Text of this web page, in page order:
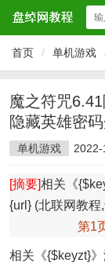
首页 / 单机游戏
魔之符咒
隐藏英雄密
单机游戏
[摘要]相关《
{url} (北联网教
第1
相关《{$keyzt}》